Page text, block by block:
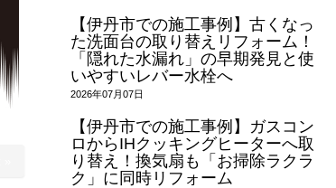
【伊丹市での施工事例】古くなっ
た洗面台の取り替えリフォーム！
「隠れた水漏れ」の早期発見と使
いやすいレバー水栓へ
2026年07月07日
【伊丹市での施工事例】ガスコン
ロからIHクッキングヒーターへ取
り替え！換気扇も「お掃除ラクラ
ク」に同時リフォーム